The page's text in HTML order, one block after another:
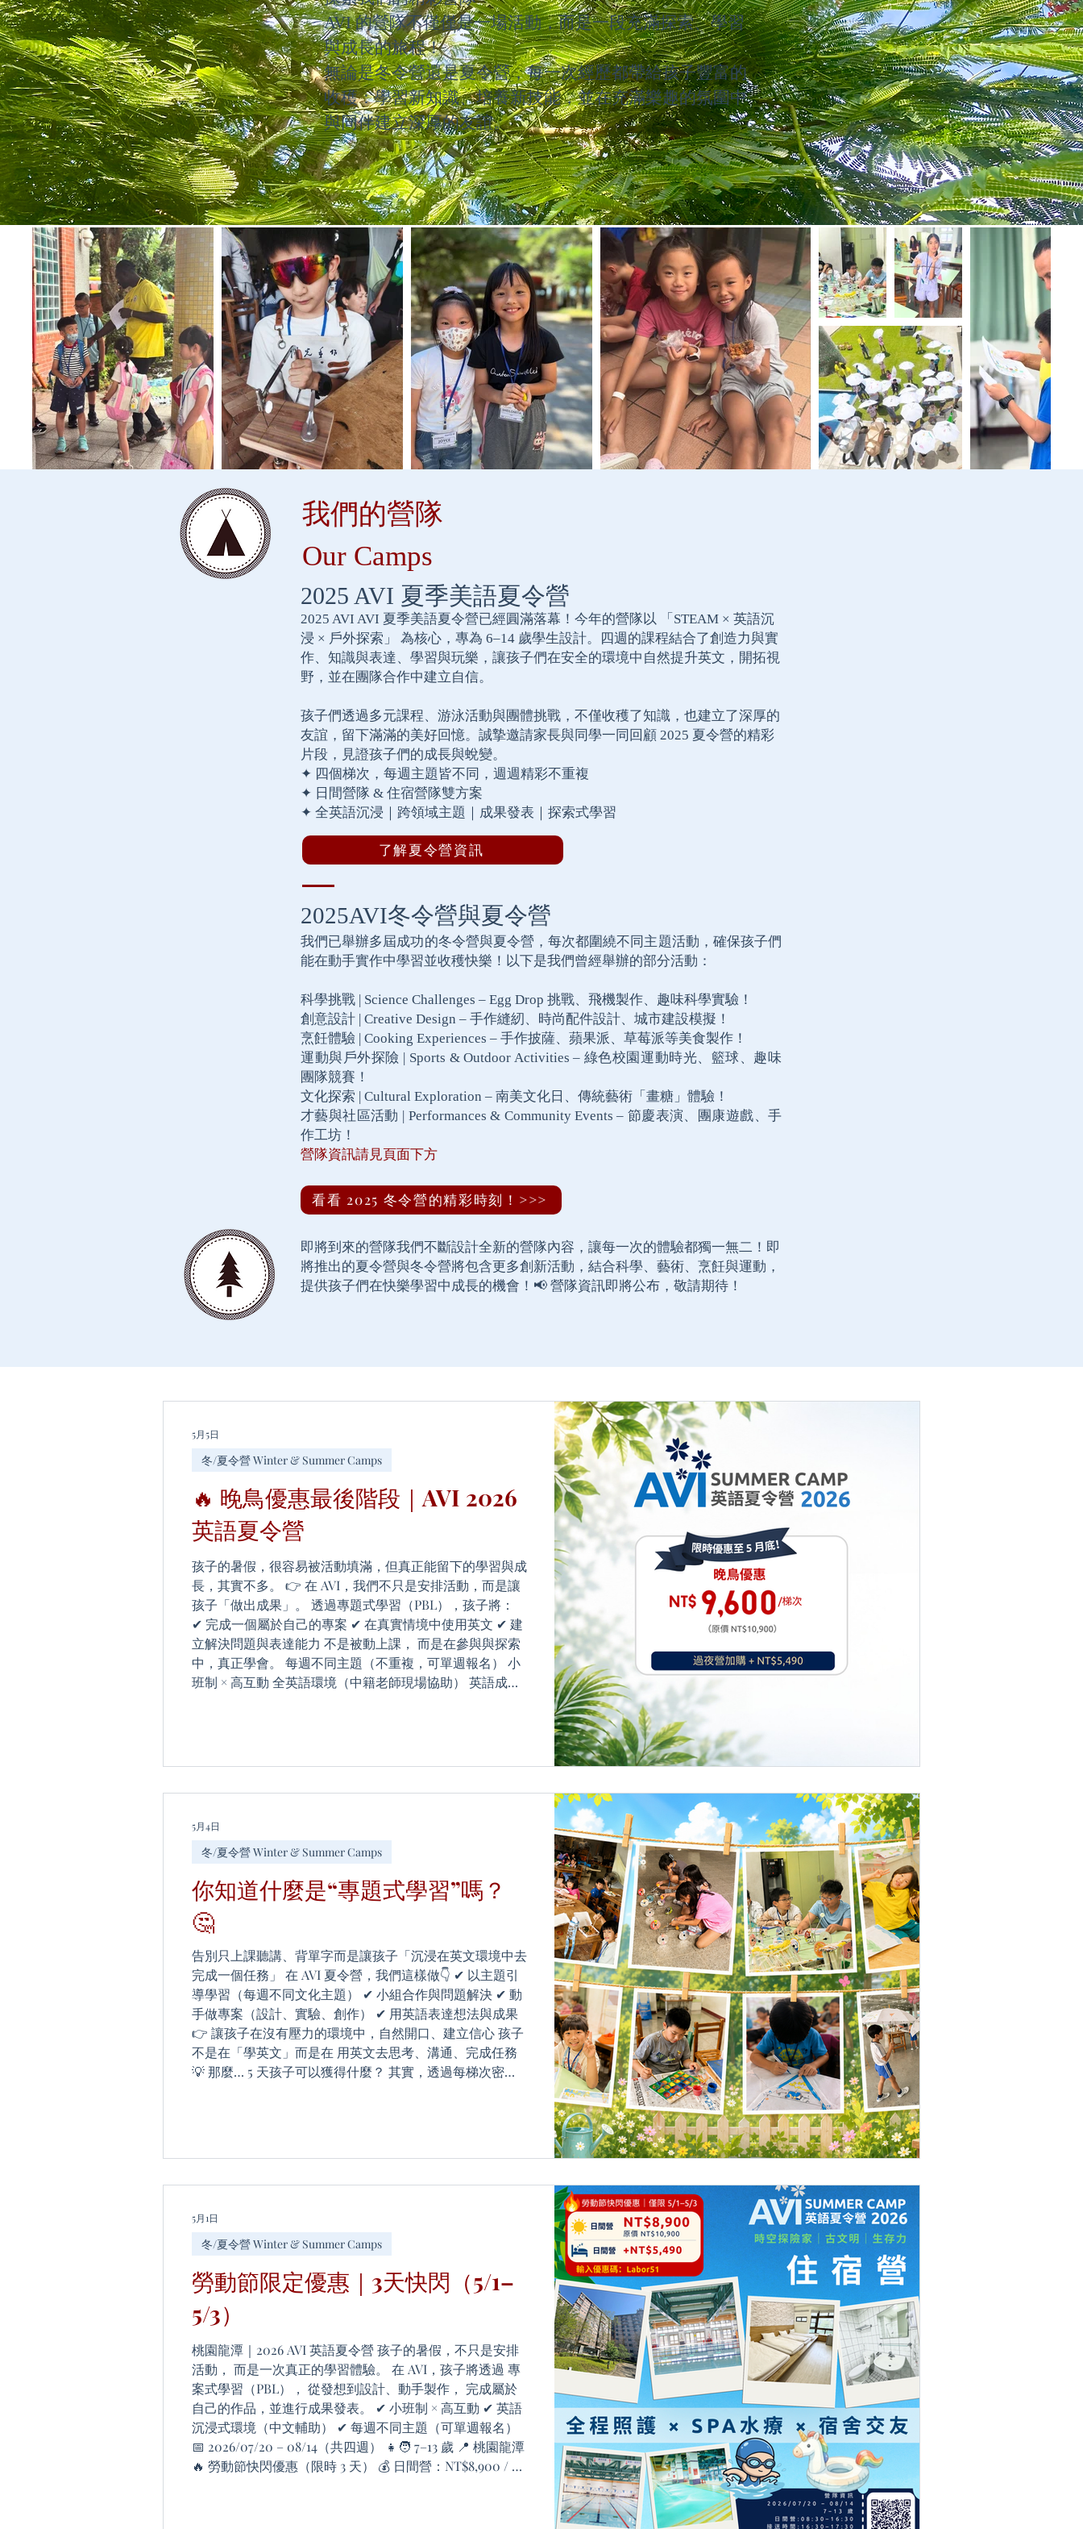
AVI 的營隊不僅僅是一場活動，而是一段充滿探索、學習
與成長的旅程！
無論是冬令營還是夏令營，每一次經歷都帶給孩子豐富的
收穫：學習新知識、培養新技能，並在充滿樂趣的氛圍中
與同伴建立深厚的友誼。
我們的營隊
Our Camps
2025 AVI 夏季美語夏令營
2025 AVI AVI 夏季美語夏令營已經圓滿落幕！今年的營隊以 「STEAM × 英語沉
浸 × 戶外探索」 為核心，專為 6–14 歲學生設計。四週的課程結合了創造力與實
作、知識與表達、學習與玩樂，讓孩子們在安全的環境中自然提升英文，開拓視
野，並在團隊合作中建立自信。
孩子們透過多元課程、游泳活動與團體挑戰，不僅收穫了知識，也建立了深厚的
友誼，留下滿滿的美好回憶。誠摯邀請家長與同學一同回顧 2025 夏令營的精彩
片段，見證孩子們的成長與蛻變。
✦ 四個梯次，每週主題皆不同，週週精彩不重複
✦ 日間營隊 & 住宿營隊雙方案
✦ 全英語沉浸｜跨領域主題｜成果發表｜探索式學習
了解夏令營資訊
2025AVI冬令營與夏令營
我們已舉辦多屆成功的冬令營與夏令營，每次都圍繞不同主題活動，確保孩子們
能在動手實作中學習並收穫快樂！以下是我們曾經舉辦的部分活動：
科學挑戰 | Science Challenges – Egg Drop 挑戰、飛機製作、趣味科學實驗！
創意設計 | Creative Design – 手作縫紉、時尚配件設計、城市建設模擬！
烹飪體驗 | Cooking Experiences – 手作披薩、蘋果派、草莓派等美食製作！
運動與戶外探險 | Sports & Outdoor Activities – 綠色校園運動時光、籃球、趣味
團隊競賽！
文化探索 | Cultural Exploration – 南美文化日、傳統藝術「畫糖」體驗！
才藝與社區活動 | Performances & Community Events – 節慶表演、團康遊戲、手
作工坊！​
營隊資訊請見頁面下方
看看 2025 冬令營的精彩時刻！>>>
即將到來的營隊​​我們不斷設計全新的營隊內容，讓每一次的體驗都獨一無二！即
將推出的夏令營與冬令營將包含更多創新活動，結合科學、藝術、烹飪與運動，
提供孩子們在快樂學習中成長的機會！​📢 營隊資訊即將公布，敬請期待！​
🔥 晚鳥優惠最後階段｜AVI 2026
英語夏令營
孩子的暑假，很容易被活動填滿，但真正能留下的學習與成
長，其實不多。 👉 在 AVI，我們不只是安排活動，而是讓
孩子「做出成果」。 透過專題式學習（PBL），孩子將：
✔ 完成一個屬於自己的專案 ✔ 在真實情境中使用英文 ✔ 建
立解決問題與表達能力 不是被動上課， 而是在參與與探索
中，真正學會。 每週不同主題（不重複，可單週報名） 小
班制 × 高互動 全英語環境（中籍老師現場協助） 英語成果
https://docs.google.com/forms/d/e/1FAIpQLSdfUgizav2Hx
冬/夏令營 Winter & Summer Camps
5月5日
你知道什麼是“專題式學習”嗎？
🤔
告別只上課聽講、背單字而是讓孩子「沉浸在英文環境中去
完成一個任務」 在 AVI 夏令營，我們這樣做👇 ✔ 以主題引
導學習（每週不同文化主題） ✔ 小組合作與問題解決 ✔ 動
手做專案（設計、實驗、創作） ✔ 用英語表達想法與成果
👉 讓孩子在沒有壓力的環境中，自然開口、建立信心 孩子
不是在「學英文」而是在 用英文去思考、溝通、完成任務
💡 那麼… 5 天孩子可以獲得什麼？ 其實，透過每梯次密集
📍桃園龍潭📅 2026/07/20 – 08/14（四週主題） 📘 營隊手
訊與照片） 👉 限時優惠中（名額有限）
冬/夏令營 Winter & Summer Camps
5月4日
勞動節限定優惠｜3天快閃（5/1–
5/3）
桃園龍潭｜2026 AVI 英語夏令營 孩子的暑假，不只是安排
活動， 而是一次真正的學習體驗。 在 AVI，孩子將透過 專
案式學習（PBL）， 從發想到設計、動手製作， 完成屬於
自己的作品，並進行成果發表。 ✔ 小班制 × 高互動 ✔ 英語
沉浸式環境（中文輔助） ✔ 每週不同主題（可單週報名）
📅 2026/07/20 – 08/14（共四週） 👧🧑 7–13 歲 📍 桃園龍潭
🔥 勞動節快閃優惠（限時 3 天） 💰 日間營：NT$8,900 / 人
冬/夏令營 Winter & Summer Camps
5月1日